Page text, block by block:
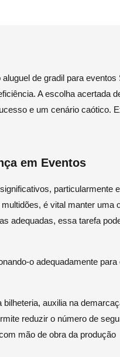
de gradil para
A escolha acertada
e um cenário caótico.
em Eventos
particularmente
é vital manter uma
adequadas, essa tarefa
o adequadamente
auxilia na
reduzir o número de
mão de obra da produção